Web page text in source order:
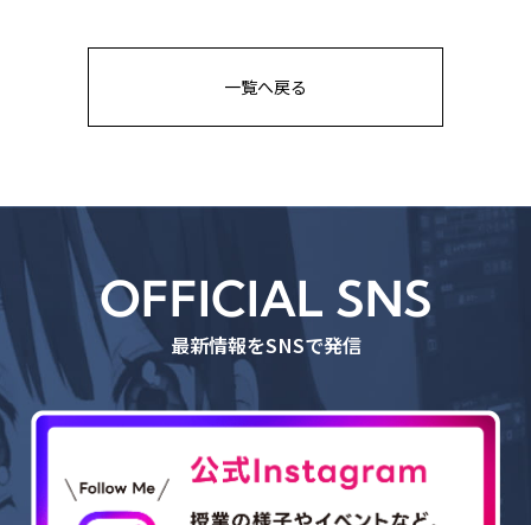
一覧へ戻る
OFFICIAL SNS
最新情報をSNSで発信